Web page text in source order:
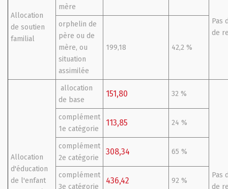
Allocation
de soutien
familial
mère
Pas
de
orphelin de
père ou de
mère, ou
situation
assimilée
199,18 42,2 %
Allocation
d'éducation
de l'enfant
allocation
de base
151,80 32 %
Pas
de
complément
1e catégorie
113,85 24 %
complément
2e catégorie
308,34 65 %
complément
3e catégorie
436,42 92 %